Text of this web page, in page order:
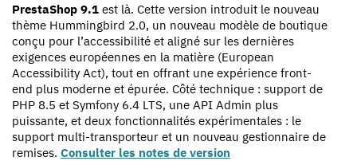
PrestaShop 9.1 est là. Cette version introduit le nouveau
thème Hummingbird 2.0, un nouveau modèle de boutique
conçu pour l’accessibilité et aligné sur les dernières
exigences européennes en la matière (European
Accessibility Act), tout en offrant une expérience front-
end plus moderne et épurée. Côté technique : support de
PHP 8.5 et Symfony 6.4 LTS, une API Admin plus
puissante, et deux fonctionnalités expérimentales : le
support multi-transporteur et un nouveau gestionnaire de
remises. Consulter les notes de version